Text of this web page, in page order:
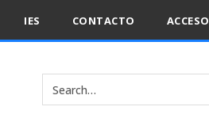
IES CONTACTO ACCESO